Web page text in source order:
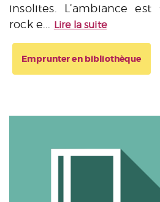
insolites. L’ambiance
rock e... Lire la suite
Emprunter en bibliothèque